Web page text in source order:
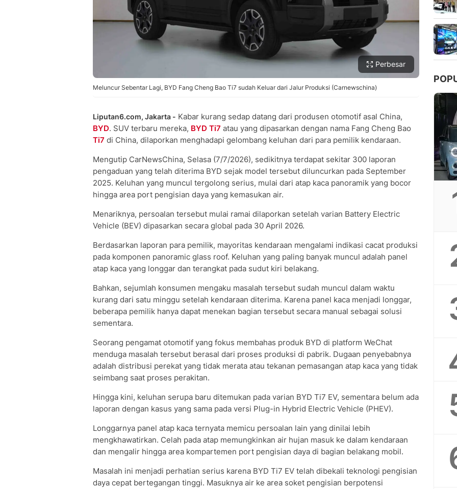
Perbesar
Meluncur Sebentar Lagi, BYD Fang Cheng Bao Ti7 sudah Keluar dari Jalur Produksi (Carnewschina)
Liputan6.com, Jakarta - Kabar kurang sedap datang dari produsen otomotif asal China,
BYD. SUV terbaru mereka, BYD Ti7 atau yang dipasarkan dengan nama Fang Cheng Bao
Ti7 di China, dilaporkan menghadapi gelombang keluhan dari para pemilik kendaraan.
Mengutip CarNewsChina, Selasa (7/7/2026), sedikitnya terdapat sekitar 300 laporan
pengaduan yang telah diterima BYD sejak model tersebut diluncurkan pada September
2025. Keluhan yang muncul tergolong serius, mulai dari atap kaca panoramik yang bocor
hingga area port pengisian daya yang kemasukan air.
Menariknya, persoalan tersebut mulai ramai dilaporkan setelah varian Battery Electric
Vehicle (BEV) dipasarkan secara global pada 30 April 2026.
Berdasarkan laporan para pemilik, mayoritas kendaraan mengalami indikasi cacat produksi
pada komponen panoramic glass roof. Keluhan yang paling banyak muncul adalah panel
atap kaca yang longgar dan terangkat pada sudut kiri belakang.
Bahkan, sejumlah konsumen mengaku masalah tersebut sudah muncul dalam waktu
kurang dari satu minggu setelah kendaraan diterima. Karena panel kaca menjadi longgar,
beberapa pemilik hanya dapat menekan bagian tersebut secara manual sebagai solusi
sementara.
Seorang pengamat otomotif yang fokus membahas produk BYD di platform WeChat
menduga masalah tersebut berasal dari proses produksi di pabrik. Dugaan penyebabnya
adalah distribusi perekat yang tidak merata atau tekanan pemasangan atap kaca yang tidak
seimbang saat proses perakitan.
Hingga kini, keluhan serupa baru ditemukan pada varian BYD Ti7 EV, sementara belum ada
laporan dengan kasus yang sama pada versi Plug-in Hybrid Electric Vehicle (PHEV).
Longgarnya panel atap kaca ternyata memicu persoalan lain yang dinilai lebih
mengkhawatirkan. Celah pada atap memungkinkan air hujan masuk ke dalam kendaraan
dan mengalir hingga area kompartemen port pengisian daya di bagian belakang mobil.
Masalah ini menjadi perhatian serius karena BYD Ti7 EV telah dibekali teknologi pengisian
daya cepat bertegangan tinggi. Masuknya air ke area soket pengisian berpotensi